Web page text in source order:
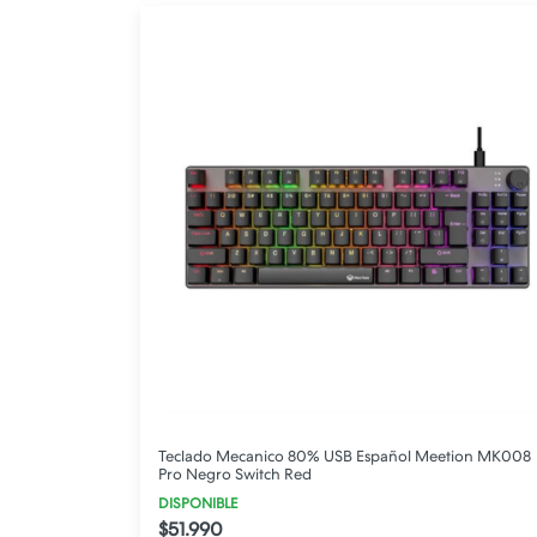
Teclado Mecanico 80% USB Español Meetion MK008
Pro Negro Switch Red
DISPONIBLE
$51.990